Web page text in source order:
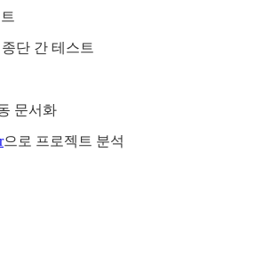
단 간 테스트
문서화
으로 프로젝트 분석